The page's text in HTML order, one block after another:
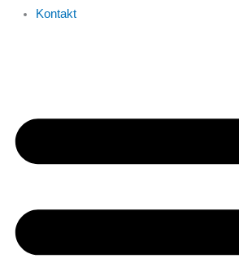
Kontakt